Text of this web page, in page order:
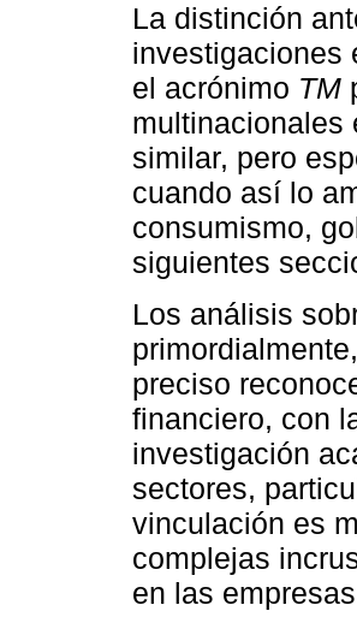
La distinción
investigaciones
el acrónimo TM
multinacionales
similar, pero
cuando así lo
consumismo,
siguientes
Los análisis
preciso
financiero, con
investigación
sectores,
vinculación es
complejas
en las